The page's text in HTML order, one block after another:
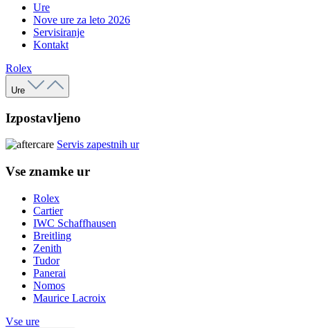
Ure
Nove ure za leto 2026
Servisiranje
Kontakt
Rolex
Ure
Izpostavljeno
Servis zapestnih ur
Vse znamke ur
Rolex
Cartier
IWC Schaffhausen
Breitling
Zenith
Tudor
Panerai
Nomos
Maurice Lacroix
Vse ure